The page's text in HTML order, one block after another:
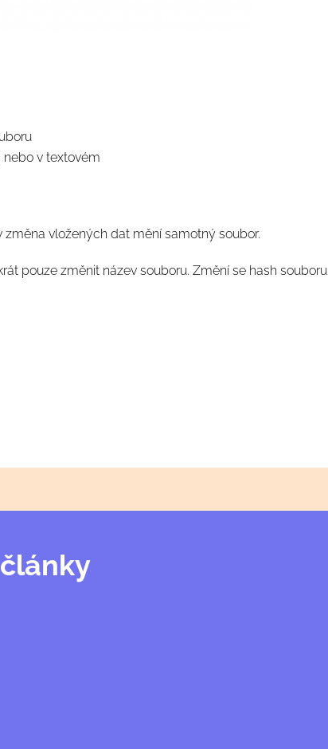
nebo v textovém
změna vložených dat mění samotný soubor.
pouze změnit název souboru. Změní se hash souboru